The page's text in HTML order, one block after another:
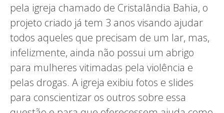
pela igreja chamado de Cristalândia Bahia, o
projeto criado já tem 3 anos visando ajudar
todos aqueles que precisam de um lar, mas,
infelizmente, ainda não possui um abrigo
para mulheres vitimadas pela violência e
pelas drogas. A igreja exibiu fotos e slides
para conscientizar os outros sobre essa